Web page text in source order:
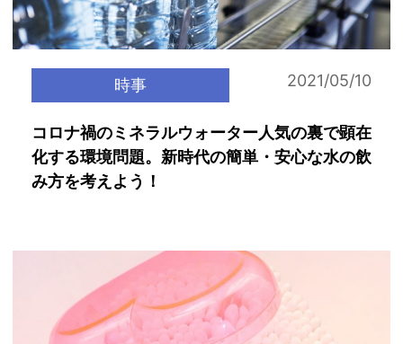
時事 2021/05/10
コロナ禍のミネラルウォーター人気の裏で顕在
化する環境問題。新時代の簡単・安心な水の飲
み方を考えよう！